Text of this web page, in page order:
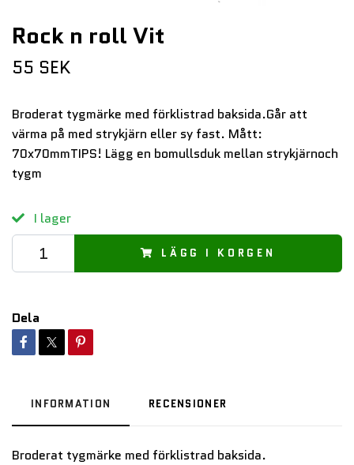
Rock n roll Vit
55 SEK
Broderat tygmärke med förklistrad baksida.Går att
värma på med strykjärn eller sy fast. Mått:
70x70mmTIPS! Lägg en bomullsduk mellan strykjärnoch
tygm
I lager
LÄGG I KORGEN
Dela
INFORMATION RECENSIONER
Broderat tygmärke med förklistrad baksida.